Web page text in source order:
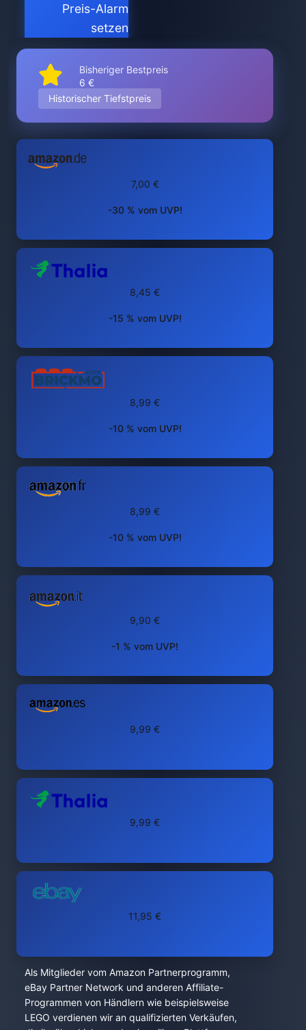
Preis-Alarm
setzen
Bisheriger Bestpreis
6 €
Historischer Tiefstpreis
7,00 €
-30 % vom UVP!
8,45 €
-15 % vom UVP!
8,99 €
-10 % vom UVP!
8,99 €
-10 % vom UVP!
9,90 €
-1 % vom UVP!
9,99 €
9,99 €
11,95 €
Als Mitglieder vom Amazon Partnerprogramm,
eBay Partner Network und anderen Affiliate-
Programmen von Händlern wie beispielsweise
LEGO verdienen wir an qualifizierten Verkäufen,